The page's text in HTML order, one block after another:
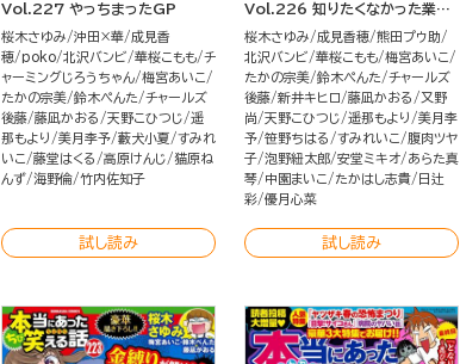
Vol.227 やっちまったGP
桜木さゆみ 沖田×華 成見香
穂
poko 北沢バンビ 華桜こもも チ
ャーミングじろうちゃん 梅宮あいこ
たかの宗美 鈴木ぺんた
チャールズ
後藤 藤凪かおる 天野こひつじ
遥
那もより
美月李予 藪犬小夏
すみれ
いこ
藤堂はくる 高原けんじ
猫原ね
んず 海野倫 竹内佐知子
試し読み
Vol.226 知りたくなかった業界
の裏側
桜木さゆみ 成見香穂 熊田プウ助
北沢バンビ
華桜こもも 梅宮あいこ
たかの宗美 鈴木ぺんた
チャールズ
後藤 新井キヒロ 藤凪かおる
又野
尚
天野こひつじ 遥那もより
美月李
予 笹野ちはる すみれいこ
腹肉ツヤ
子 泡野紐太郎 安堂ミキオ
あらた真
琴
中園まいこ たかはし志貴
日辻
彩 優月心菜
試し読み